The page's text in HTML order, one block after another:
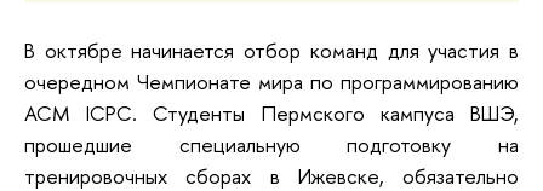
В октябре начинается отбор команд для участия в
очередном Чемпионате мира по программированию
ACM ICPC. Студенты Пермского кампуса ВШЭ,
прошедшие специальную подготовку на
тренировочных сборах в Ижевске, обязательно